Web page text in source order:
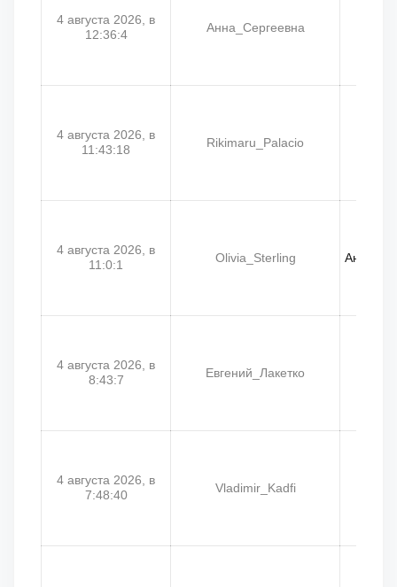
4 августа 2026, в
12:36:4
Анна_Сергеевна
4 августа 2026, в
11:43:18
Rikimaru_Palacio
4 августа 2026, в
11:0:1
Olivia_Sterling
4 августа 2026, в
8:43:7
Евгений_Лакетко
4 августа 2026, в
7:48:40
Vladimir_Kadfi